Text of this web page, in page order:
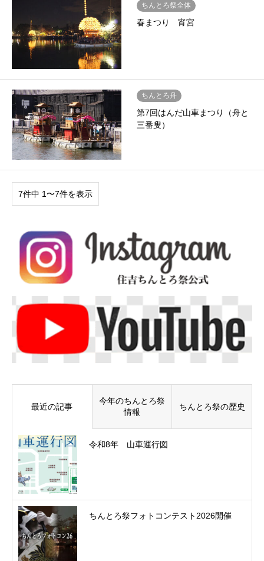
ちんとろ祭全体
春まつり 宵宮
ちんとろ舟
第7回はんだ山車まつり（舟と
三番叟）
7件中 1〜7件を表示
最近の記事
今年のちんとろ祭
情報
ちんとろ祭の歴史
令和8年 山車運行図
ちんとろ祭フォトコンテスト2026開催